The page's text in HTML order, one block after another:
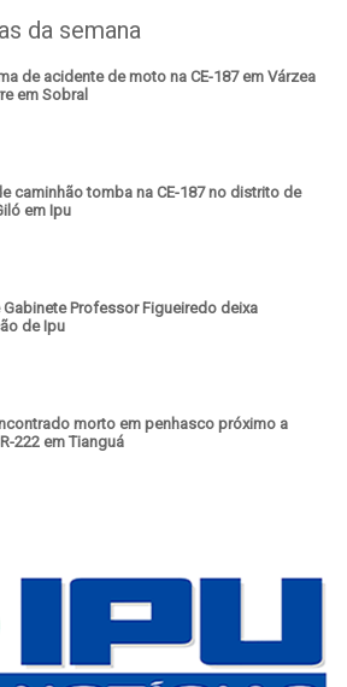
da semana
de acidente de moto na CE-187 em Várzea
em Sobral
caminhão tomba na CE-187 no distrito de
em Ipu
Gabinete Professor Figueiredo deixa
de Ipu
morto em penhasco próximo a
222 em Tianguá